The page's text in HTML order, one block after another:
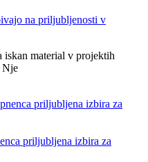
na priljubljenosti v
iskan material v projektih
Nje
priljubljena izbira za